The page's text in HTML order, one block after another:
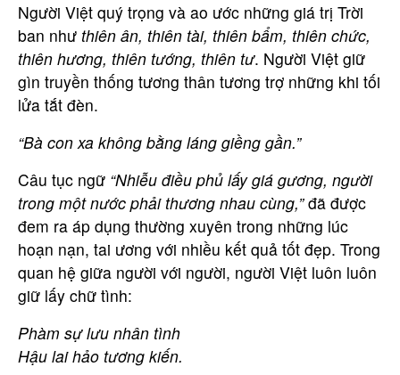
Người Việt quý trọng và ao ước những giá trị Trời
ban như thiên ân, thiên tài, thiên bẩm, thiên chức,
thiên hương, thiên tướng, thiên tư. Người Việt giữ
gìn truyền thống tương thân tương trợ những khi tối
lửa tắt đèn.
“Bà con xa không bằng láng giềng gần.”
Câu tục ngữ “Nhiễu điều phủ lấy giá gương, người
trong một nước phải thương nhau cùng,”đã được
đem ra áp dụng thường xuyên trong những lúc
hoạn nạn, tai ương với nhiều kết quả tốt đẹp. Trong
quan hệ giữa người với người, người Việt luôn luôn
giữ lấy chữ tình:
Phàm sự lưu nhân tình
Hậu lai hảo tương kiến.